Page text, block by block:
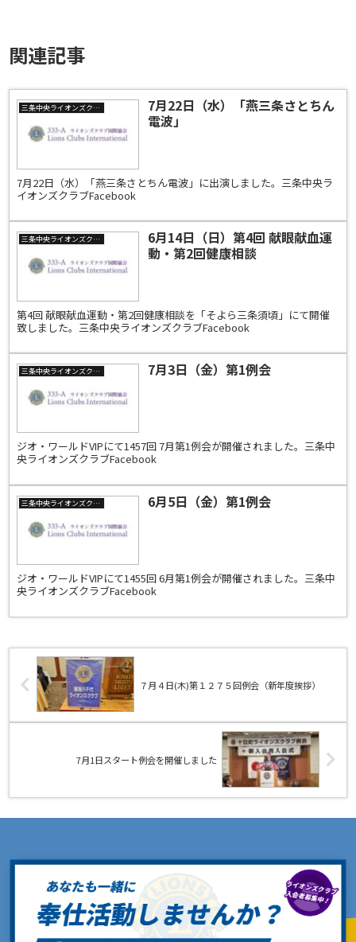
関連記事
三条中央ライオンズクラブ
7月22日（水）「燕三条さとちん
電波」
7月22日（水）「燕三条さとちん電波」に出演しました。三条中央ラ
イオンズクラブFacebook
三条中央ライオンズクラブ
6月14日（日）第4回 献眼献血運
動・第2回健康相談
第4回 献眼献血運動・第2回健康相談を「そよら三条須頃」にて開催
致しました。三条中央ライオンズクラブFacebook
三条中央ライオンズクラブ 7月3日（金）第1例会
ジオ・ワールドVIPにて1457回 7月第1例会が開催されました。三条中
央ライオンズクラブFacebook
三条中央ライオンズクラブ 6月5日（金）第1例会
ジオ・ワールドVIPにて1455回 6月第1例会が開催されました。三条中
央ライオンズクラブFacebook
７月４日(木)第１２７５回例会（新年度挨拶）
7月1日スタート例会を開催しました